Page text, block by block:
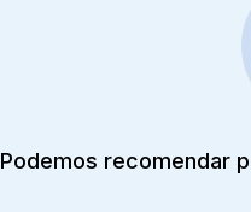
Podemos recomendar